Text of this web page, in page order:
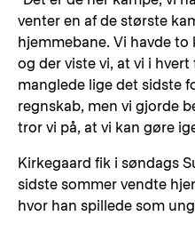
venter en af de største
hjemmebane. Vi havde
og der viste vi, at vi i
manglede lige det sidste
regnskab, men vi gjorde
tror vi på, at vi kan gøre
Kirkegaard fik i søndags
sidste sommer vendte
hvor han spillede som